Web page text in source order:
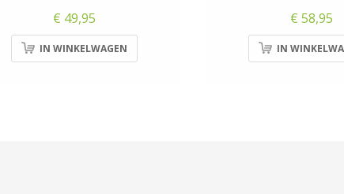
€ 49,95
IN WINKELWAGEN
€ 58,95
IN